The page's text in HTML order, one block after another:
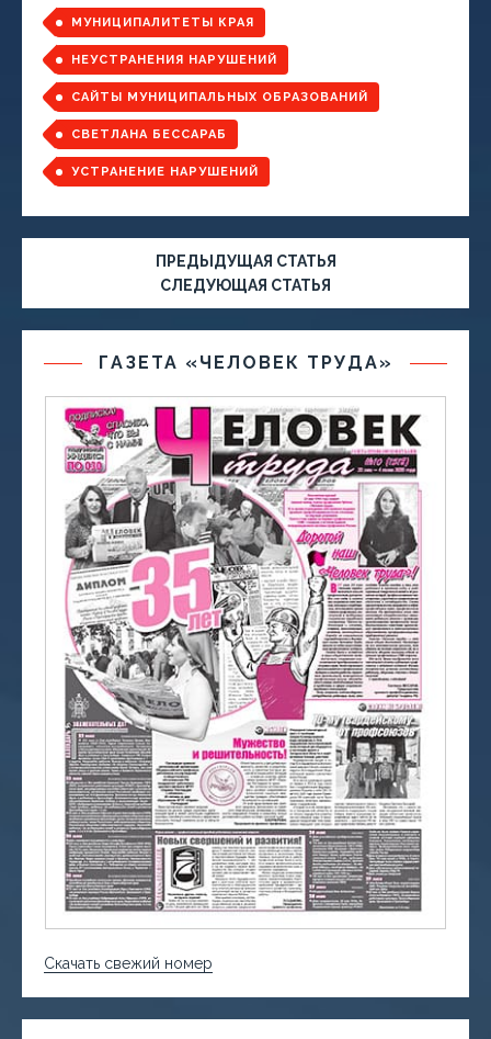
МУНИЦИПАЛИТЕТЫ КРАЯ
НЕУСТРАНЕНИЯ НАРУШЕНИЙ
САЙТЫ МУНИЦИПАЛЬНЫХ ОБРАЗОВАНИЙ
СВЕТЛАНА БЕССАРАБ
УСТРАНЕНИЕ НАРУШЕНИЙ
ПРЕДЫДУЩАЯ СТАТЬЯ
СЛЕДУЮЩАЯ СТАТЬЯ
ГАЗЕТА «ЧЕЛОВЕК ТРУДА»
Скачать свежий номер